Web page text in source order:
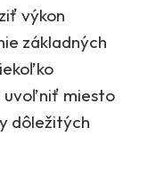
výkon
základných
uvoľniť miesto
dôležitých